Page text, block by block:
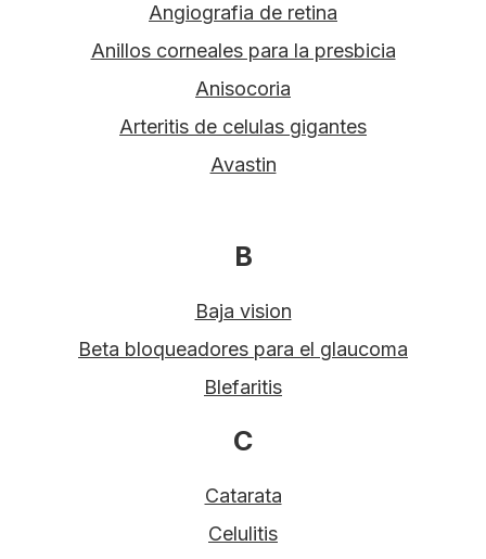
Angiografia de retina
Anillos corneales para la presbicia
Anisocoria
Arteritis de celulas gigantes
Avastin
B
Baja vision
Beta bloqueadores para el glaucoma
Blefaritis
C
Catarata
Celulitis